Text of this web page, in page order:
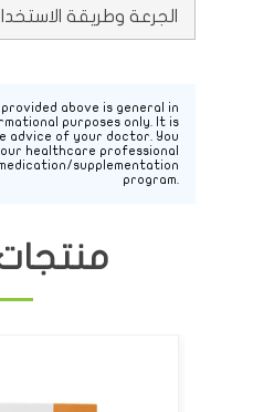
الجرعة وطريقة
above is general in
purposes only. It is
advice of your doctor. You
healthcare professional
supplementation
program.